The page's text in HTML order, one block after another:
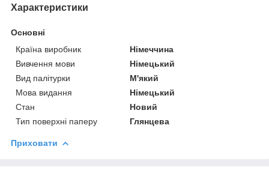
Характеристики
Основні
Країна виробник
Німеччина
Вивчення мови
Німецький
Вид палітурки
М'який
Мова видання
Німецький
Стан
Новий
Тип поверхні паперу
Глянцева
Приховати